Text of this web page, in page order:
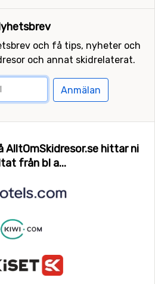
och få tips, nyheter och
och annat skidrelaterat.
Anmälan
AlltOmSkidresor.se hittar ni
från bl a...